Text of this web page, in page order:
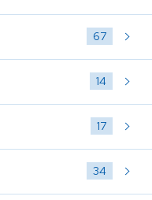
67
14
17
34